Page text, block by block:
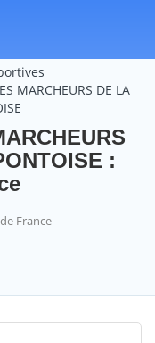
MARCHEURS DE LA
:
France